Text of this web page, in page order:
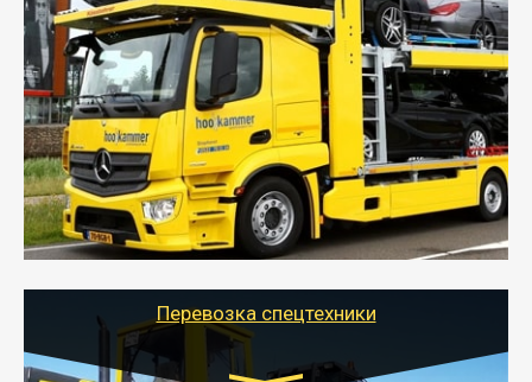
Цена за км. Рассчитывается
индивидуально
- Перевозка автовозом от Тайгер Логистик – это
быстрый и безопасный способ доставить несколько
легковых автомобилей за одну поездку в другой
город.
- Наша транспортная компания организует доставку
машин автовозом, подобрав оптимальный маршрут с
учетом всех особенности по пути следования.
Перевозка спецтехники